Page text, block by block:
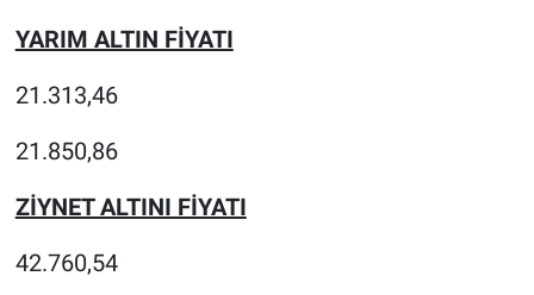
YARIM ALTIN FİYATI
21.313,46
21.850,86
ZİYNET ALTINI FİYATI
42.760,54